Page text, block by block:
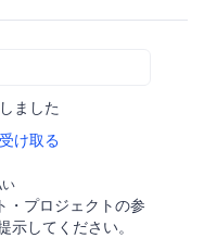
ました
け取る
・プロジェクトの参
示してください。